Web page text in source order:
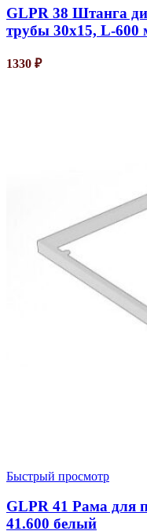
GLPR 38 Штанга
трубы 30х15, L-
1330 ₽
Быстрый просмотр
GLPR 41 Рама для
41.600 белый